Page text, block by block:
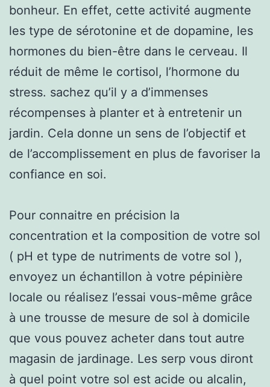
bonheur. En effet, cette activité augmente
les type de sérotonine et de dopamine, les
hormones du bien-être dans le cerveau. Il
réduit de même le cortisol, l’hormone du
stress. sachez qu’il y a d’immenses
récompenses à planter et à entretenir un
jardin. Cela donne un sens de l’objectif et
de l’accomplissement en plus de favoriser la
confiance en soi.
Pour connaitre en précision la
concentration et la composition de votre sol
( pH et type de nutriments de votre sol ),
envoyez un échantillon à votre pépinière
locale ou réalisez l’essai vous-même grâce
à une trousse de mesure de sol à domicile
que vous pouvez acheter dans tout autre
magasin de jardinage. Les serp vous diront
à quel point votre sol est acide ou alcalin,